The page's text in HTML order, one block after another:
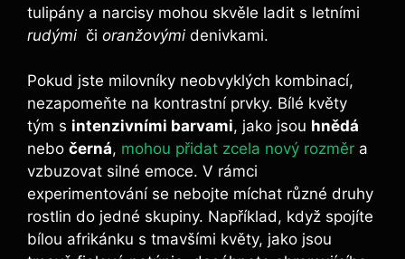
tulipány a narcisy mohou ⁢skvěle ladit s letními
rudými‌ či oranžovýmidenivkami.
Pokud jste milovníky neobvyklých⁣ kombinací,
nezapomeňte na kontrastní prvky. Bílé ⁢květy
tým s intenzivními barvami, jako jsou hnědá
nebo černá, ‌ mohou přidat zcela nový rozměr ​ a
vzbuzovat silné emoce. V rámci
experimentování se nebojte míchat různé druhy
rostlin do jedné skupiny. Například, když spojíte
bílou afrikánku ​s tmavšími květy, jako jsou